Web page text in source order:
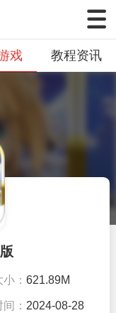
戏 教程资讯
小：621.89M
间： 2024-08-28